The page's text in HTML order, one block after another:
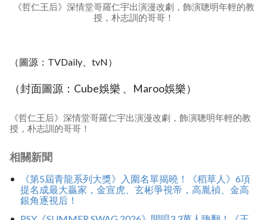
《哲仁王后》深情堂哥羅仁宇出演漫改劇，飾演聰明年輕的教
授，朴志訓的哥哥！
（圖源：TVDaily、tvN）
（封面圖源：Cube娛樂 、Maroo娛樂）
《哲仁王后》深情堂哥羅仁宇出演漫改劇，飾演聰明年輕的教
授，朴志訓的哥哥！
相關新聞
《第5屆青龍系列大獎》入圍名單揭曉！《稻草人》6項
提名成最大贏家，金宣虎、玄彬爭視帝，高胤禎、金高
銀角逐視后！